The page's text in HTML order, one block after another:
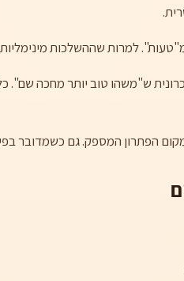
למרות שההשלכות
ש"משהו טוב יותר מחכה
הפתרון המספק. גם כשמדובר